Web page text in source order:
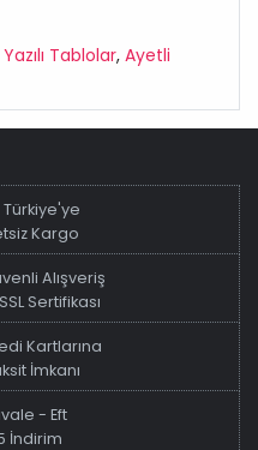
Tablolar, Ayetli
Türkiye'ye
Kargo
Alışveriş
Sertifikası
Kartlarına
İmkanı
- Eft
İndirim